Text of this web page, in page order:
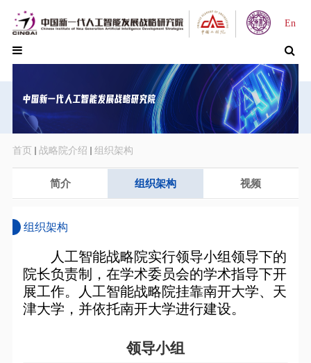
En
首页 战略院介绍 组织架构
简介 组织架构 视频
组织架构
人工智能战略院实行领导小组领导下的
院长负责制，在学术委员会的学术指导下开
展工作。人工智能战略院挂靠南开大学、天
津大学，并依托南开大学进行建设。
领导小组